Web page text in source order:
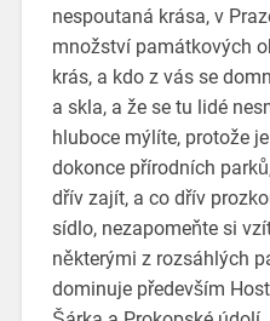
nespoutaná krása, v
množství památkových
krás, a kdo z vás se
a skla, a že se tu lidé
hluboce mýlíte, protože
dokonce přírodních
dřív zajít, a co dřív
sídlo, nezapomeňte si
některými z rozsáhlých
dominuje především